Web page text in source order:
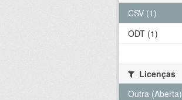
CSV (1)
ODT (1)
Licenças
Outra